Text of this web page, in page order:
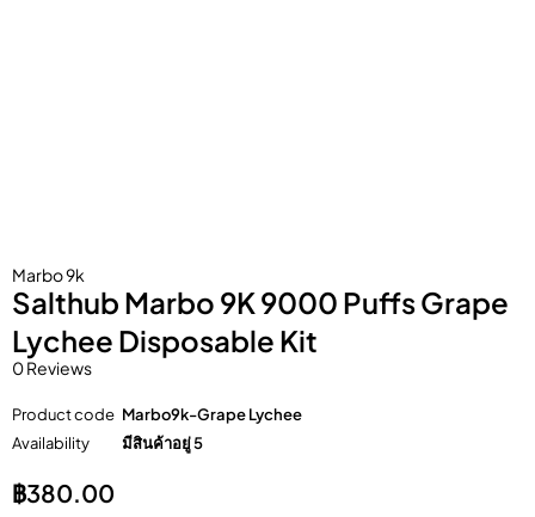
Marbo 9k
Salthub Marbo 9K 9000 Puffs Grape
Lychee Disposable Kit
0 Reviews
Product code Marbo9k-Grape Lychee
Availability
มีสินค้าอยู่ 5
฿380.00